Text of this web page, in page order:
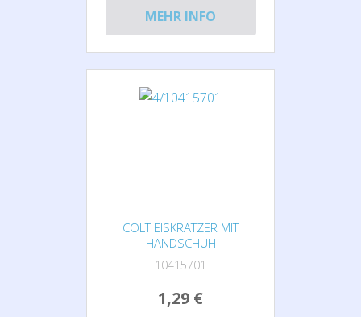
MEHR INFO
COLT EISKRATZER MIT
HANDSCHUH
10415701
1,29 €